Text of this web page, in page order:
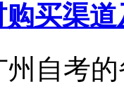
买渠
州自考